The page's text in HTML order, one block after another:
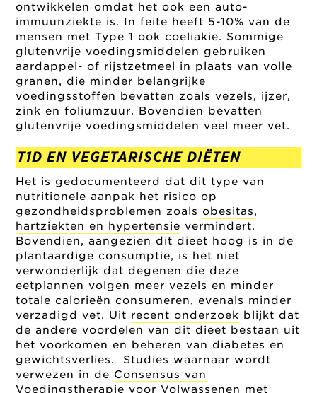
ontwikkelen omdat het ook een auto-
immuunziekte is. In feite heeft 5-10% van de
mensen met Type 1 ook coeliakie. Sommige
glutenvrije voedingsmiddelen gebruiken
aardappel- of rijstzetmeel in plaats van volle
granen, die minder belangrijke
voedingsstoffen bevatten zoals vezels, ijzer,
zink en foliumzuur. Bovendien bevatten
glutenvrije voedingsmiddelen veel meer vet.
T1D EN VEGETARISCHE DIËTEN
Het is gedocumenteerd dat dit type van
nutritionele aanpak het risico op
gezondheidsproblemen zoals obesitas,
hartziekten en hypertensie vermindert.
Bovendien, aangezien dit dieet hoog is in de
plantaardige consumptie, is het niet
verwonderlijk dat degenen die deze
eetplannen volgen meer vezels en minder
totale calorieën consumeren, evenals minder
verzadigd vet. Uit recent onderzoek blijkt dat
de andere voordelen van dit dieet bestaan uit
het voorkomen en beheren van diabetes en
gewichtsverlies. Studies waarnaar wordt
verwezen in de Consensus van
Voedingstherapie voor Volwassenen met